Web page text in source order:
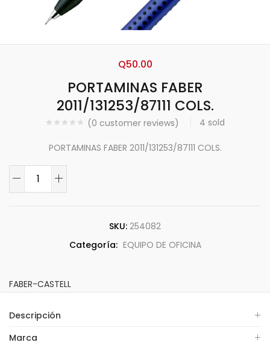
PORTAMINAS FABER
2011/131253/87111 COLS.
(0 customer reviews) 4 sold
Q50.00
PORTAMINAS FABER 2011/131253/87111 COLS.
SKU: 254082
Categoría: EQUIPO DE OFICINA
FABER-CASTELL
Descripción
Marca